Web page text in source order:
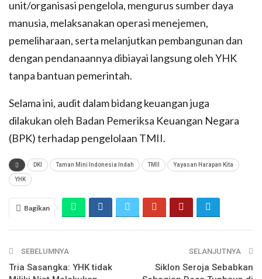
unit/organisasi pengelola, mengurus sumber daya
manusia, melaksanakan operasi menejemen,
pemeliharaan, serta melanjutkan pembangunan dan
dengan pendanaannya dibiayai langsung oleh YHK
tanpa bantuan pemerintah.
Selama ini, audit dalam bidang keuangan juga
dilakukan oleh Badan Pemeriksa Keuangan Negara
(BPK) terhadap pengelolaan TMII.
DKI Taman Mini Indonesia Indah TMII Yayasan Harapan Kita
YHK
Bagikan
SEBELUMNYA
Tria Sasangka: YHK tidak
SELANJUTNYA
Siklon Seroja Sebabkan